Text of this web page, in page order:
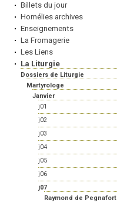
Billets du jour
Homélies archives
Enseignements
La Fromagerie
Les Liens
La Liturgie
Dossiers de Liturgie
Martyrologe
Janvier
j01
j02
j03
j04
j05
j06
j07
Raymond de Pegnafort